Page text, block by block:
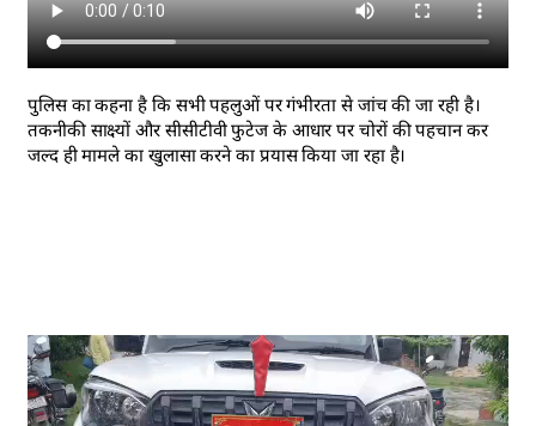
पुलिस का कहना है कि सभी पहलुओं पर गंभीरता से जांच की जा रही है।
तकनीकी साक्ष्यों और सीसीटीवी फुटेज के आधार पर चोरों की पहचान कर
जल्द ही मामले का खुलासा करने का प्रयास किया जा रहा है।